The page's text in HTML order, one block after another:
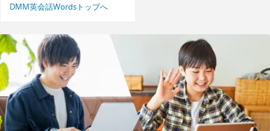
DMM英会話Wordsトップへ